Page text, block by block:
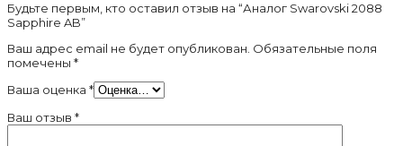
Будьте первым, кто оставил отзыв на “Аналог Swarovski 2088
Sapphire AB”
Ваш адрес email не будет опубликован. Обязательные поля
помечены *
Ваша оценка *
Ваш отзыв *